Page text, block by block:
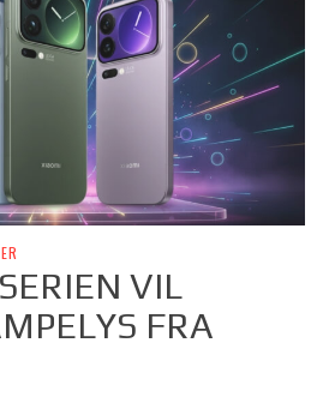
VIL
FRA